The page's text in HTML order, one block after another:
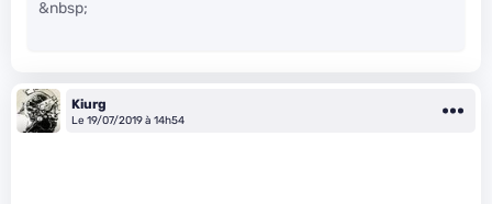
&nbsp;
Kiurg
Le 19/07/2019 à 14h54